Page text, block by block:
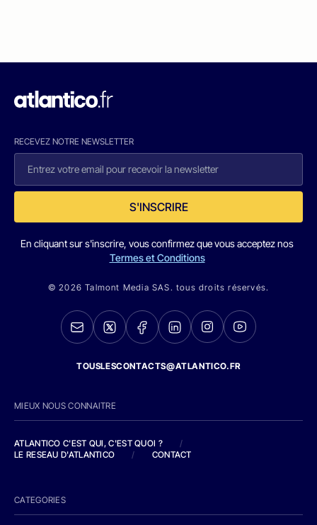
RECEVEZ NOTRE NEWSLETTER
S'INSCRIRE
En cliquant sur s'inscrire, vous confirmez que vous acceptez nos
Termes et Conditions
© 2026 Talmont Media SAS. tous droits réservés.
TOUSLESCONTACTS@ATLANTICO.FR
MIEUX NOUS CONNAITRE
ATLANTICO C'EST QUI, C'EST QUOI ?
/
LE RESEAU D'ATLANTICO
/ CONTACT
CATEGORIES